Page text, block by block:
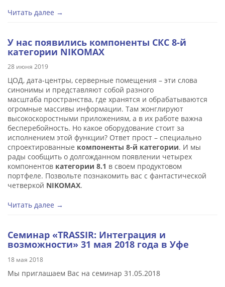
Читать далее →
У нас появились компоненты СКС 8-й
категории NIKOMAX
28 июня 2019
ЦОД, дата-центры, серверные помещения – эти слова
синонимы и представляют собой разного
масштаба пространства, где хранятся и обрабатываются
огромные массивы информации. Там жонглируют
высокоскоростными приложениям, а в их работе важна
бесперебойность. Но какое оборудование стоит за
исполнением этой функции? Ответ прост – специально
спроектированные компоненты 8-й категории. И мы
рады сообщить о долгожданном появлении четырех
компонентов категории 8.1 в своем продуктовом
портфеле. Позвольте познакомить вас с фантастической
четверкой NIKOMAX.
Читать далее →
Семинар «TRASSIR: Интеграция и
возможности» 31 мая 2018 года в Уфе
18 мая 2018
Мы приглашаем Вас на семинар 31.05.2018